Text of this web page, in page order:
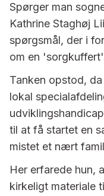
Spørger man
Kathrine Staghøj
spørgsmål, der i
om en
Tanken opstod,
lokal
til at få startet en
mistet et nært
Her erfarede hun,
kirkeligt materiale